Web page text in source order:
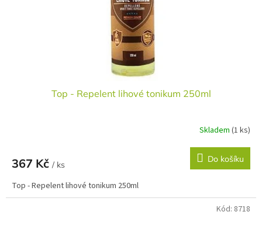
Top - Repelent lihové tonikum 250ml
Skladem (1 ks)
367 Kč / ks
Do košíku
Top - Repelent lihové tonikum 250ml
Kód: 8718